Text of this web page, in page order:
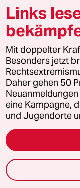
S Stefan
25.09.2009
Politiker
Wie kann
ist,
eigenen
sich
Gehälter
Links
Mit doppelter
Besonders jetzt
Daher gehen 50
Neuanmeldungen
eine Kampagne,
und Jugendorte